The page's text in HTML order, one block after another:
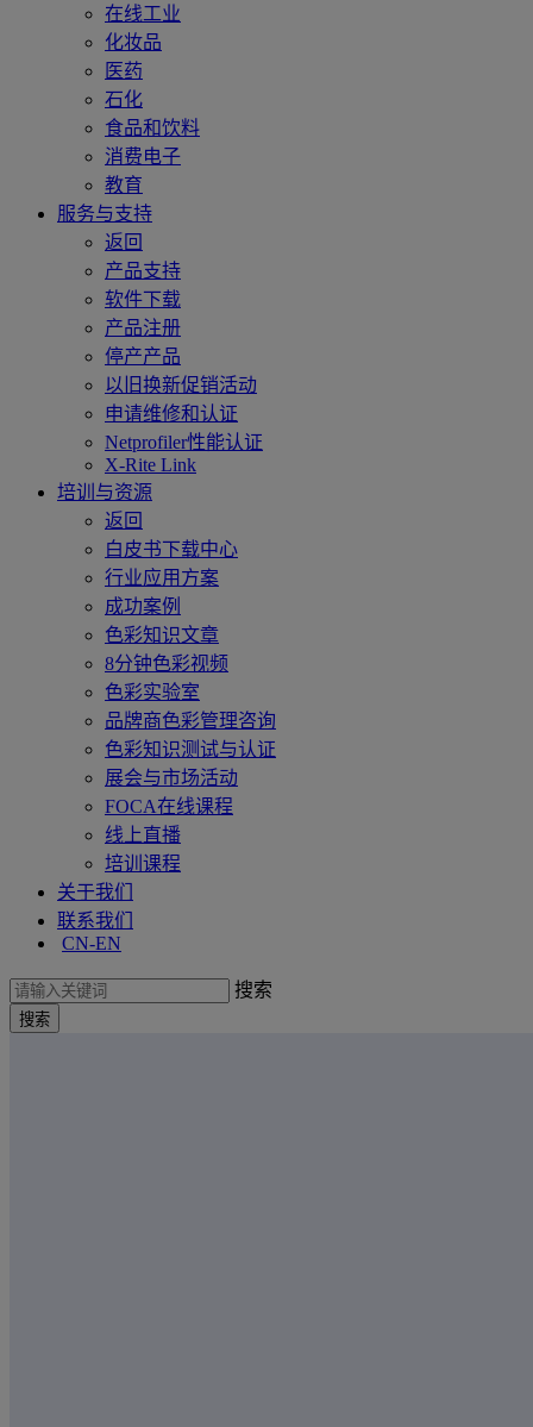
在线工业
化妆品
医药
石化
食品和饮料
消费电子
教育
服务与支持
返回
产品支持
软件下载
产品注册
停产产品
以旧换新促销活动
申请维修和认证
Netprofiler性能认证
X-Rite Link
培训与资源
返回
白皮书下载中心
行业应用方案
成功案例
色彩知识文章
8分钟色彩视频
色彩实验室
品牌商色彩管理咨询
色彩知识测试与认证
展会与市场活动
FOCA在线课程
线上直播
培训课程
关于我们
联系我们
CN-EN
搜索